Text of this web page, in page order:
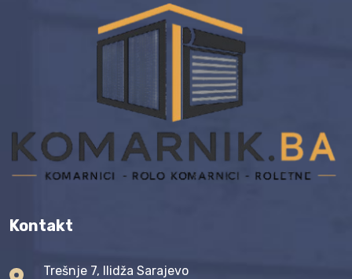
Kontakt
Trešnje 7, Ilidža Sarajevo